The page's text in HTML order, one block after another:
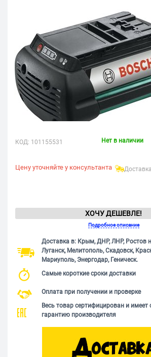
КОД: 101155531 Нет в наличии
Цену уточняйте у консультанта
ХОЧУ ДЕШЕВЛЕ!
Подробное описание
Доставка в: Крым, ДНР, ЛНР, Ростов
Луганск, Мелитополь, Скадовск,
Мариуполь, Энергодар, Геническ.
Самые короткие сроки доставки
Оплата при получении и проверке
Весь товар сертифицирован и
гарантию производителя